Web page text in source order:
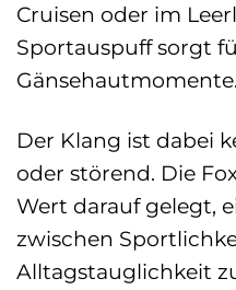
Cruisen oder im
Sportauspuff sorgt
Gänsehautmomente.
Der Klang ist dabei
oder störend. Die
Wert darauf gelegt,
zwischen
Alltagstauglichkeit